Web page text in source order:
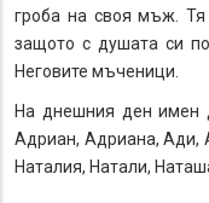
гроба на своя мъж.
защото с душата си
Неговите мъченици.
На днешния ден имен
Адриан, Адриана, Ади,
Наталия, Натали,